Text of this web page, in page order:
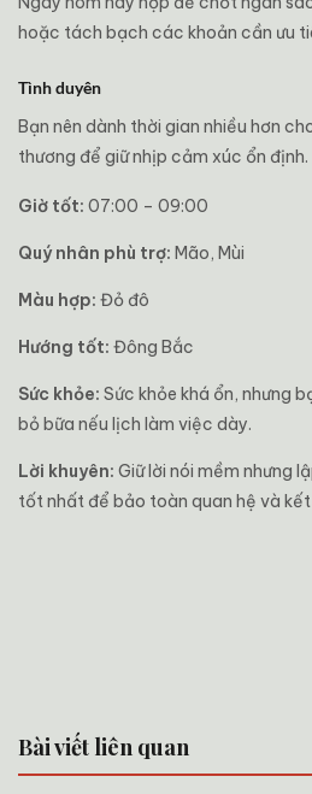
hoặc tách bạch các khoản cần ưu
Tình duyên
Bạn nên dành thời gian nhiều hơn
thương để giữ nhịp cảm xúc ổn định.
Giờ tốt: 07:00 – 09:00
Quý nhân phù trợ: Mão, Mùi
Màu hợp: Đỏ đô
Hướng tốt: Đông Bắc
Sức khỏe: Sức khỏe khá ổn, nhưng
bỏ bữa nếu lịch làm việc dày.
Lời khuyên: Giữ lời nói mềm nhưng
tốt nhất để bảo toàn quan hệ và kết
Bài viết liên quan